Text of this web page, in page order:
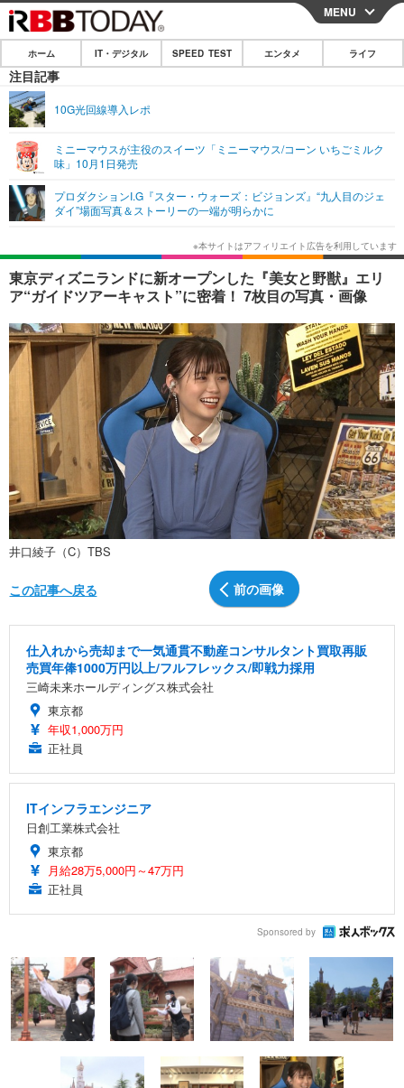
CLOSE
ホーム
IT・デジタル
ネタ
ショッピング その他
エンタメ
エンタメTOP 映画・ドラマ
韓国・芸能
音楽 スポーツ
ショッピング その他
ライフ
ライフTOP グルメ
ペット ショッピング
その他
リリース一覧
プッシュ通知の停止方法
MENU
ホーム IT・デジタル SPEED TEST エンタメ ライフ
注目記事
10G光回線導入レポ
ミニーマウスが主役のスイーツ「ミニーマウス/コーン いちごミルク
味」10月1日発売
プロダクションI.G『スター・ウォーズ：ビジョンズ』“九人目のジェ
ダイ”場面写真＆ストーリーの一端が明らかに
東京ディズニランドに新オープンした『美女と野獣』エリ
ア“ガイドツアーキャスト”に密着！ 7枚目の写真・画像
井口綾子（C）TBS
前の画像
この記事へ戻る
仕入れから売却まで一気通貫不動産コンサルタント買取再販
売買年俸1000万円以上/フルフレックス/即戦力採用
三崎未来ホールディングス株式会社
東京都
年収1,000万円
正社員
ITインフラエンジニア
日創工業株式会社
東京都
月給28万5,000円～47万円
正社員
Sponsored by